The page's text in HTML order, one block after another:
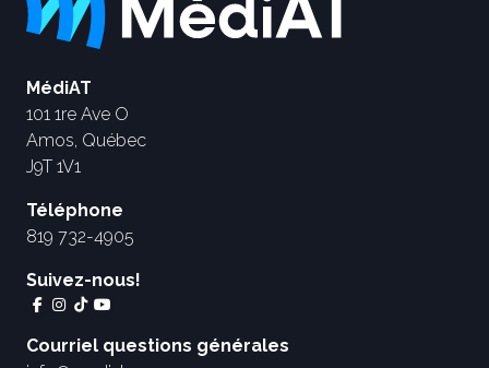
MédiAT
101 1re Ave O
Amos, Québec
J9T 1V1
Téléphone
819 732-4905
Suivez-nous!
Courriel questions générales